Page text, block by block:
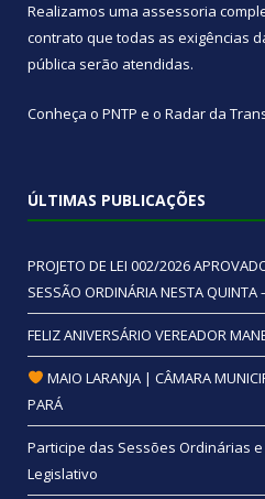
Realizamos uma assessoria
contrato que todas as exigências
pública serão atendidas.
Conheça o PNTP e o Radar da
ÚLTIMAS PUBLICAÇÕES
PROJETO DE LEI 002/2026
SESSÃO ORDINÁRIA NESTA QUINTA
FELIZ ANIVERSÁRIO VEREADOR
MAIO LARANJA | CÂMARA
PARÁ
Participe das Sessões Ordinárias
Legislativo